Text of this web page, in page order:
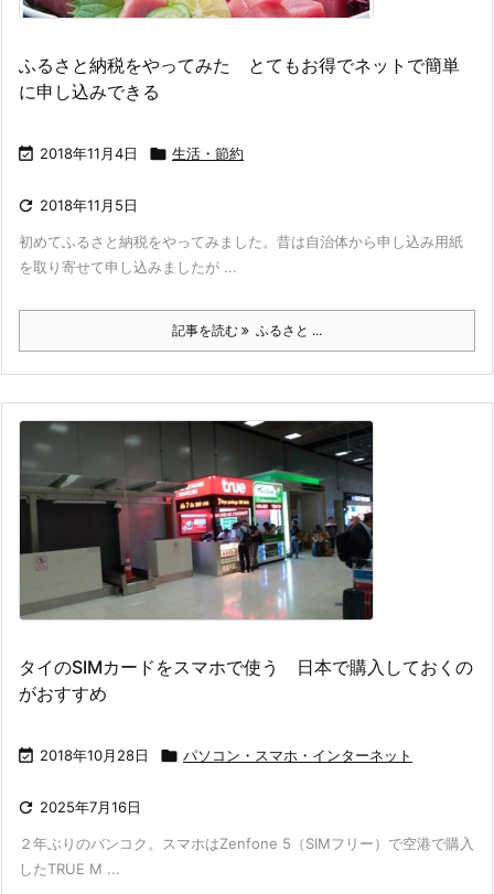
ふるさと納税をやってみた とてもお得でネットで簡単
に申し込みできる
 2018年11月4日  生活・節約
 2018年11月5日
初めてふるさと納税をやってみました。昔は自治体から申し込み用紙
を取り寄せて申し込みましたが ...
記事を読む ふるさと ...
タイのSIMカードをスマホで使う 日本で購入しておくの
がおすすめ
 2018年10月28日  パソコン・スマホ・インターネット
 2025年7月16日
２年ぶりのバンコク。スマホはZenfone 5（SIMフリー）で空港で購入
したTRUE M ...